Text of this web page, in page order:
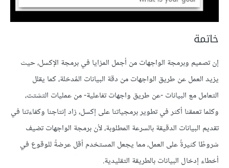
خاتمة
إن تصميم وبرمجة الواجهات من أجمل المزايا في برمجة الإكسل، حيث
يزيد العمل عن طريق الواجهات من دقة البيانات المُدخلة، كما يقلل
التعامل مع البيانات -عن طريق واجهات تفاعلية- من عمليات التشتت،
وكلما تعمقنا أكثر في تطوير برمجياتنا على إكسل، زاد إنتاجنا وكفاءتنا في
تقديم البيانات الدقيقة بالسرعة المطلوبة، لأن برمجة الواجهات تضيف
شروطًا كثيرةً على العمل، مما يجعل المستخدم أقل عرضةً للوقوع في
أخطاء إدخال البيانات بالطريقة التقليدية.